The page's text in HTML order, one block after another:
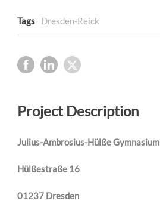
Tags Dresden-Reick
Project Description
Julius-Ambrosius-Hülße Gymnasium
Hülßestraße 16
01237 Dresden